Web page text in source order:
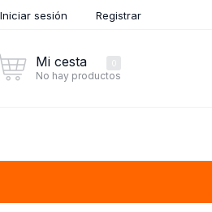
Iniciar sesión Registrar
Mi cesta
No hay productos